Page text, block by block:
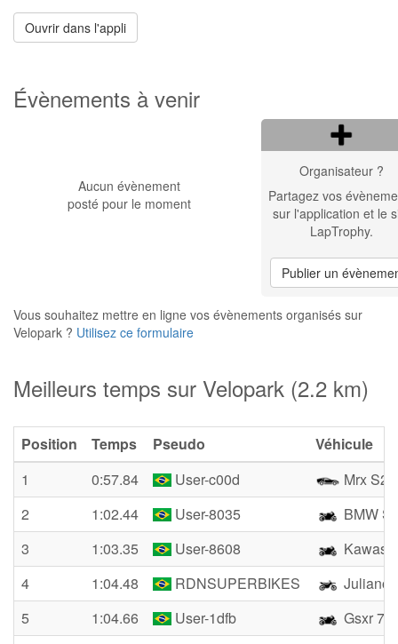
Ouvrir dans l'appli
Évènements à venir
Aucun évènement
posté pour le moment
Organisateur ?
Partagez vos
sur l'application et le
LapTrophy.
Publier un
Vous souhaitez mettre en ligne vos évènements organisés sur
Velopark ? Utilisez ce formulaire
Meilleurs temps sur Velopark (2.2 km)
Position Temps Pseudo
Véhicule
1
0:57.84 User-c00d
Mrx S2
2
1:02.44 User-8035
BMW
3
1:03.35 User-8608
4
1:04.48 RDNSUPERBIKES
Juliano
5
1:04.66 User-1dfb
Gsxr